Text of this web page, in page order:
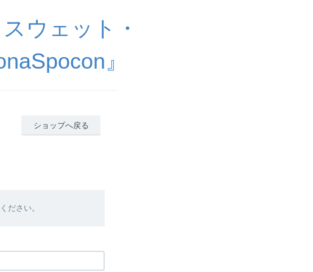
ウェット・
』
ショップへ戻る
ださい。